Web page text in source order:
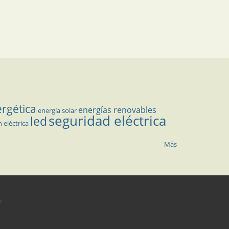
energía solar energías renovables
eléctrica ledseguridad eléctrica
Más